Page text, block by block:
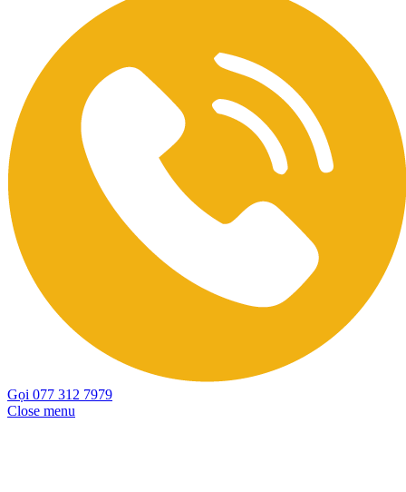
Gọi 077 312 7979
Close menu